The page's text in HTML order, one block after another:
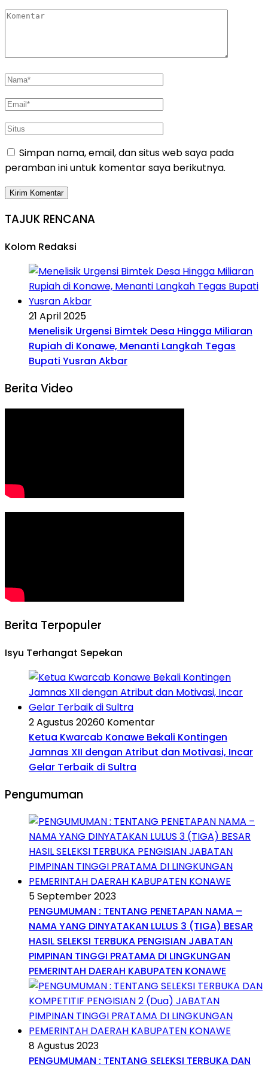
Simpan nama, email, dan situs web saya pada
peramban ini untuk komentar saya berikutnya.
TAJUK RENCANA
Kolom Redaksi
21 April 2025
Menelisik Urgensi Bimtek Desa Hingga Miliaran
Rupiah di Konawe, Menanti Langkah Tegas
Bupati Yusran Akbar
Berita Video
Berita Terpopuler
Isyu Terhangat Sepekan
2 Agustus 20260 Komentar
Ketua Kwarcab Konawe Bekali Kontingen
Jamnas XII dengan Atribut dan Motivasi, Incar
Gelar Terbaik di Sultra
Pengumuman
5 September 2023
PENGUMUMAN : TENTANG PENETAPAN NAMA –
NAMA YANG DINYATAKAN LULUS 3 (TIGA) BESAR
HASIL SELEKSI TERBUKA PENGISIAN JABATAN
PIMPINAN TINGGI PRATAMA DI LINGKUNGAN
PEMERINTAH DAERAH KABUPATEN KONAWE
8 Agustus 2023
PENGUMUMAN : TENTANG SELEKSI TERBUKA DAN